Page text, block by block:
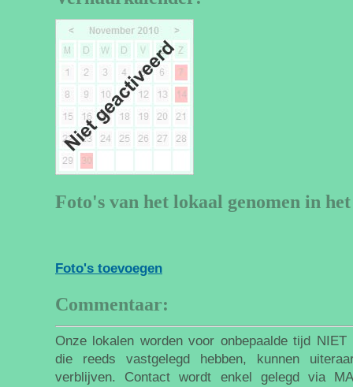
Foto's van het lokaal genomen in
Foto's toevoegen
Commentaar:
Onze lokalen worden voor onbepaalde tijd NIET
die reeds vastgelegd hebben, kunnen
verblijven. Contact wordt enkel gelegd via